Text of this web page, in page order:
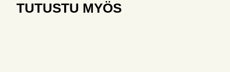
TUTUSTU MYÖS